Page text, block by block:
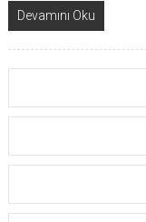
Devamını Oku